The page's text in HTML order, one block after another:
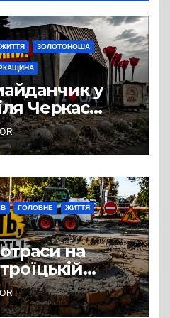
ЖИТТЯ ЗОЛОТОНОША
у
Черкас
на занедбане
ГОЛОВНЕ ЖИТТЯ
на
із
термінами.